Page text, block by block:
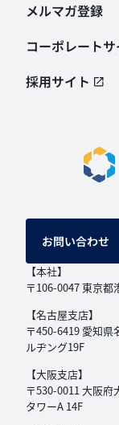
【本社】
〒106-0047 東京
【名古屋支店】
〒450-6419 愛知県
ルヂング19F
【大阪支店】
〒530-0011 大阪
タワーA 14F
お問い合わせ
メルマガ登録
コーポレートサ
採用サイト